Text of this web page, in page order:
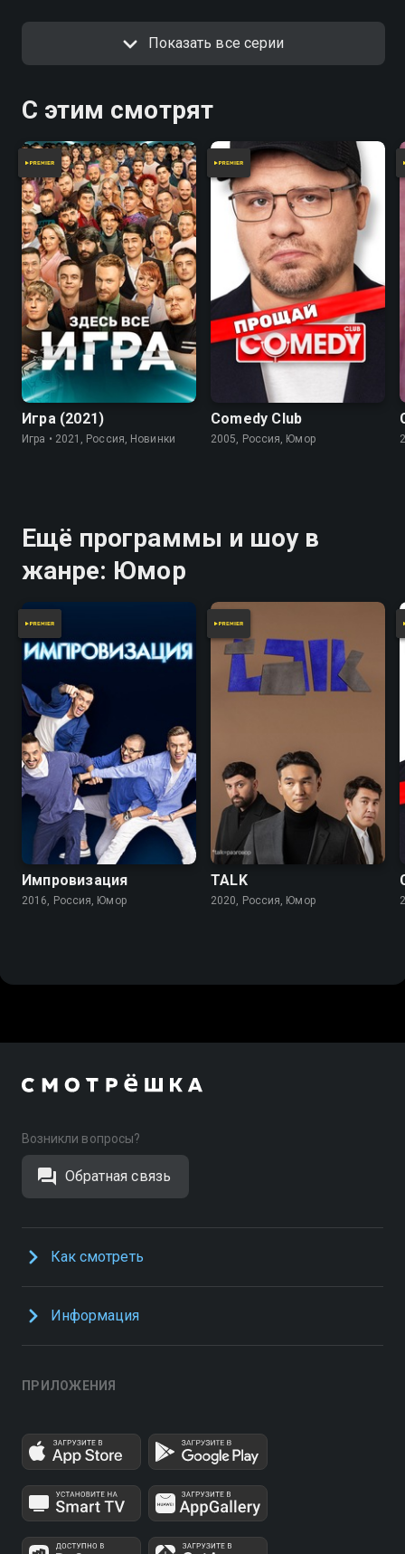
Показать все серии
С этим смотрят
7.8
Игра (2021)
Игра • 2021, Россия, Новинки
Comedy Club
2005, Россия, Юмор
Ещё программы и шоу в
жанре: Юмор
Импровизация
2016, Россия, Юмор
TALK
2020, Россия, Юмор
Возникли вопросы?
Обратная связь
Как смотреть
Информация
ПРИЛОЖЕНИЯ